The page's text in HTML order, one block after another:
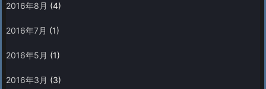
2016年8月 (4)
2016年7月 (1)
2016年5月 (1)
2016年3月 (3)